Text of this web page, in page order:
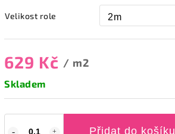
Velikost role
629 Kč / m2
Skladem
Přidat do košíku